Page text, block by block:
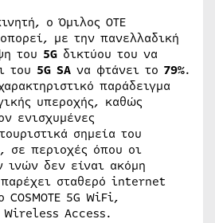
ο Όμιλος ΟΤΕ
με την πανελλαδική
του 5G δικτύου του να
του 5G SA να φτάνει το 79%.
παράδειγμα
υπεροχής, καθώς
ενισχυμένες
σημεία του
σε περιοχές όπου οι
ινών δεν είναι ακόμη
σταθερό internet
5G WiFi,
Wireless Access.